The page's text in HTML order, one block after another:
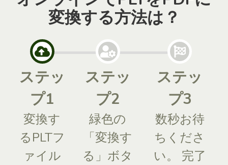
変換する方法は？
ステッ
プ1
変換す
るPLTフ
ァイル
ステッ
プ2
緑色の
「変換す
る」ボタ
ステッ
プ3
数秒お待
ちくださ
い。 完了